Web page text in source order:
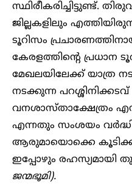
സ്ഥിരീകരിച്ചിട്ടുണ്ട്.
ജില്ലകളിലും
ടൂറിസം
കേരളത്തിന്റെ പ്രധാന
മേഖലയിലേക്ക് യാത്ര
നടക്കുന്ന
വനശാസ്താക്ഷേത്രം
എന്നതും സംശയം
ആരുമായൊക്കെ
ഇപ്പോഴും രഹസ്യമായി
ജന്മഭൂമി).